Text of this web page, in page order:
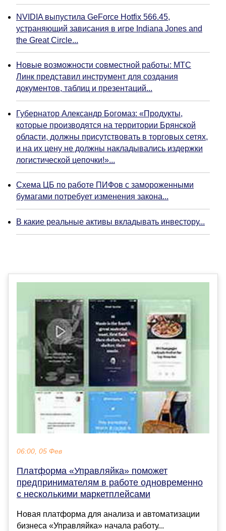
NVIDIA выпустила GeForce Hotfix 566.45,
устраняющий зависания в игре Indiana Jones and
the Great Circle...
Новые возможности совместной работы: МТС
Линк представил инструмент для создания
документов, таблиц и презентаций...
Губернатор Александр Богомаз: «Продукты,
которые производятся на территории Брянской
области, должны присутствовать в торговых сетях,
и на их цену не должны накладывались издержки
логистической цепочки!»...
Схема ЦБ по работе ПИФов с замороженными
бумагами потребует изменения закона...
В какие реальные активы вкладывать инвестору...
06:00, 05 Фев
Платформа «Управляйка» поможет
предпринимателям в работе одновременно
с несколькими маркетплейсами
Новая платформа для анализа и автоматизации
бизнеса «Управляйка» начала работу...